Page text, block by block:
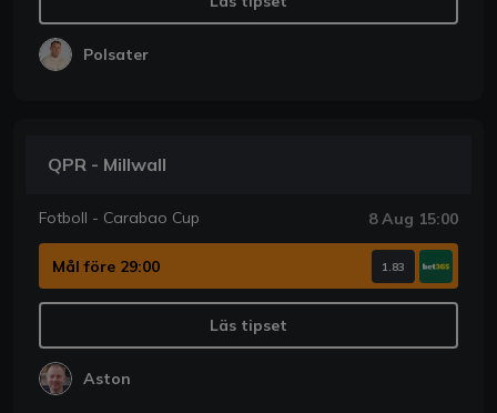
Polsater
QPR - Millwall
Fotboll - Carabao Cup 8 Aug 15:00
Mål före 29:00 1.83
Läs tipset
Aston